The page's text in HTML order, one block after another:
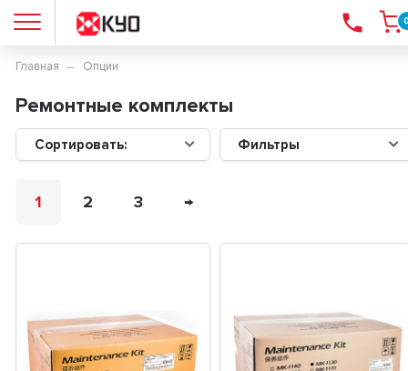
Главная Опции
Ремонтные комплекты
Сортировать: Фильтры
1 2 3 →